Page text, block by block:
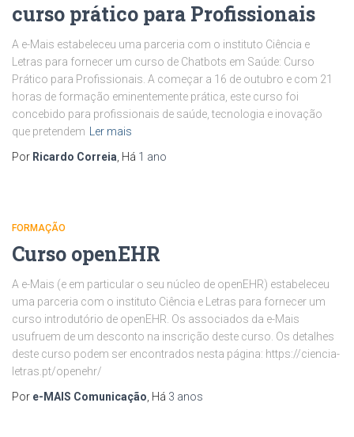
curso prático para Profissionais
A e-Mais estabeleceu uma parceria com o instituto Ciência e
Letras para fornecer um curso de Chatbots em Saúde: Curso
Prático para Profissionais. A começar a 16 de outubro e com 21
horas de formação eminentemente prática, este curso foi
concebido para profissionais de saúde, tecnologia e inovação
que pretendem
Ler mais
Por Ricardo Correia , Há 1 ano
FORMAÇÃO
Curso openEHR
A e-Mais (e em particular o seu núcleo de openEHR) estabeleceu
uma parceria com o instituto Ciência e Letras para fornecer um
curso introdutório de openEHR. Os associados da e-Mais
usufruem de um desconto na inscrição deste curso. Os detalhes
deste curso podem ser encontrados nesta página: https://ciencia-
letras.pt/openehr/
Por e-MAIS Comunicação , Há 3 anos